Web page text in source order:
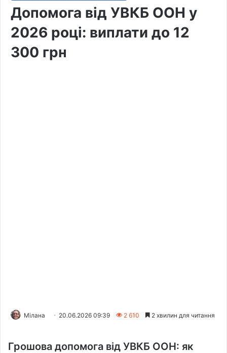
Допомога від УВКБ ООН у
2026 році: виплати до 12
300 грн
Мілана 20.06.2026 09:39 2 610 2 хвилин для читання
Грошова допомога від УВКБ ООН: як